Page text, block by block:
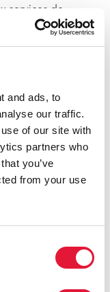
and ads, to
our traffic.
of our site with
partners who
you’ve
from your use
services de
d’appui en